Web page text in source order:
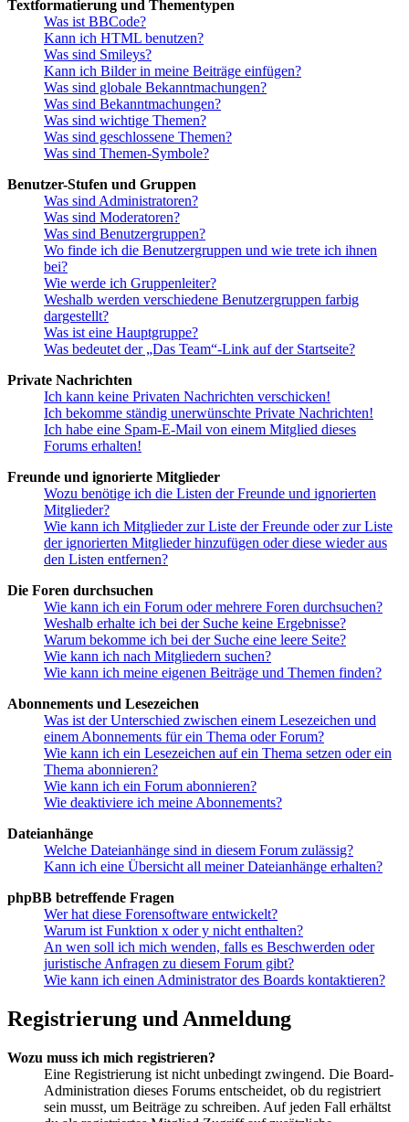
Textformatierung und Thementypen
Was ist BBCode?
Kann ich HTML benutzen?
Was sind Smileys?
Kann ich Bilder in meine Beiträge einfügen?
Was sind globale Bekanntmachungen?
Was sind Bekanntmachungen?
Was sind wichtige Themen?
Was sind geschlossene Themen?
Was sind Themen-Symbole?
Benutzer-Stufen und Gruppen
Was sind Administratoren?
Was sind Moderatoren?
Was sind Benutzergruppen?
Wo finde ich die Benutzergruppen und wie trete ich ihnen
bei?
Wie werde ich Gruppenleiter?
Weshalb werden verschiedene Benutzergruppen farbig
dargestellt?
Was ist eine Hauptgruppe?
Was bedeutet der „Das Team“-Link auf der Startseite?
Private Nachrichten
Ich kann keine Privaten Nachrichten verschicken!
Ich bekomme ständig unerwünschte Private Nachrichten!
Ich habe eine Spam-E-Mail von einem Mitglied dieses
Forums erhalten!
Freunde und ignorierte Mitglieder
Wozu benötige ich die Listen der Freunde und ignorierten
Mitglieder?
Wie kann ich Mitglieder zur Liste der Freunde oder zur Liste
der ignorierten Mitglieder hinzufügen oder diese wieder aus
den Listen entfernen?
Die Foren durchsuchen
Wie kann ich ein Forum oder mehrere Foren durchsuchen?
Weshalb erhalte ich bei der Suche keine Ergebnisse?
Warum bekomme ich bei der Suche eine leere Seite?
Wie kann ich nach Mitgliedern suchen?
Wie kann ich meine eigenen Beiträge und Themen finden?
Abonnements und Lesezeichen
Was ist der Unterschied zwischen einem Lesezeichen und
einem Abonnements für ein Thema oder Forum?
Wie kann ich ein Lesezeichen auf ein Thema setzen oder ein
Thema abonnieren?
Wie kann ich ein Forum abonnieren?
Wie deaktiviere ich meine Abonnements?
Dateianhänge
Welche Dateianhänge sind in diesem Forum zulässig?
Kann ich eine Übersicht all meiner Dateianhänge erhalten?
phpBB betreffende Fragen
Wer hat diese Forensoftware entwickelt?
Warum ist Funktion x oder y nicht enthalten?
An wen soll ich mich wenden, falls es Beschwerden oder
juristische Anfragen zu diesem Forum gibt?
Wie kann ich einen Administrator des Boards kontaktieren?
Registrierung und Anmeldung
Wozu muss ich mich registrieren?
Eine Registrierung ist nicht unbedingt zwingend. Die Board-
Administration dieses Forums entscheidet, ob du registriert
sein musst, um Beiträge zu schreiben. Auf jeden Fall erhältst